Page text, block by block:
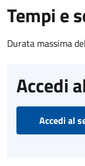
Tempi e
Durata massima
Accedi
Accedi al